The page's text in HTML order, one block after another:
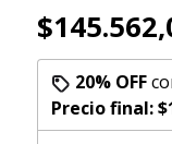
20% OFF
Precio final: